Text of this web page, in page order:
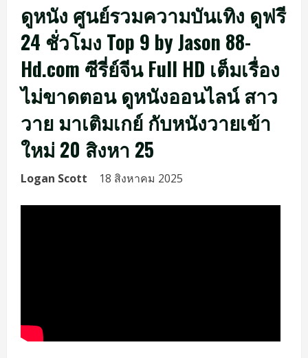
ดูหนัง ศูนย์รวมความบันเทิง ดูฟรี
24 ชั่วโมง Top 9 by Jason 88-
Hd.com ซีรี่ย์จีน Full HD เต็มเรื่อง
ไม่ขาดตอน ดูหนังออนไลน์ สาว
วาย มาเติมเกย์ กับหนังวายเข้า
ใหม่ 20 สิงหา 25
Logan Scott 18 สิงหาคม 2025